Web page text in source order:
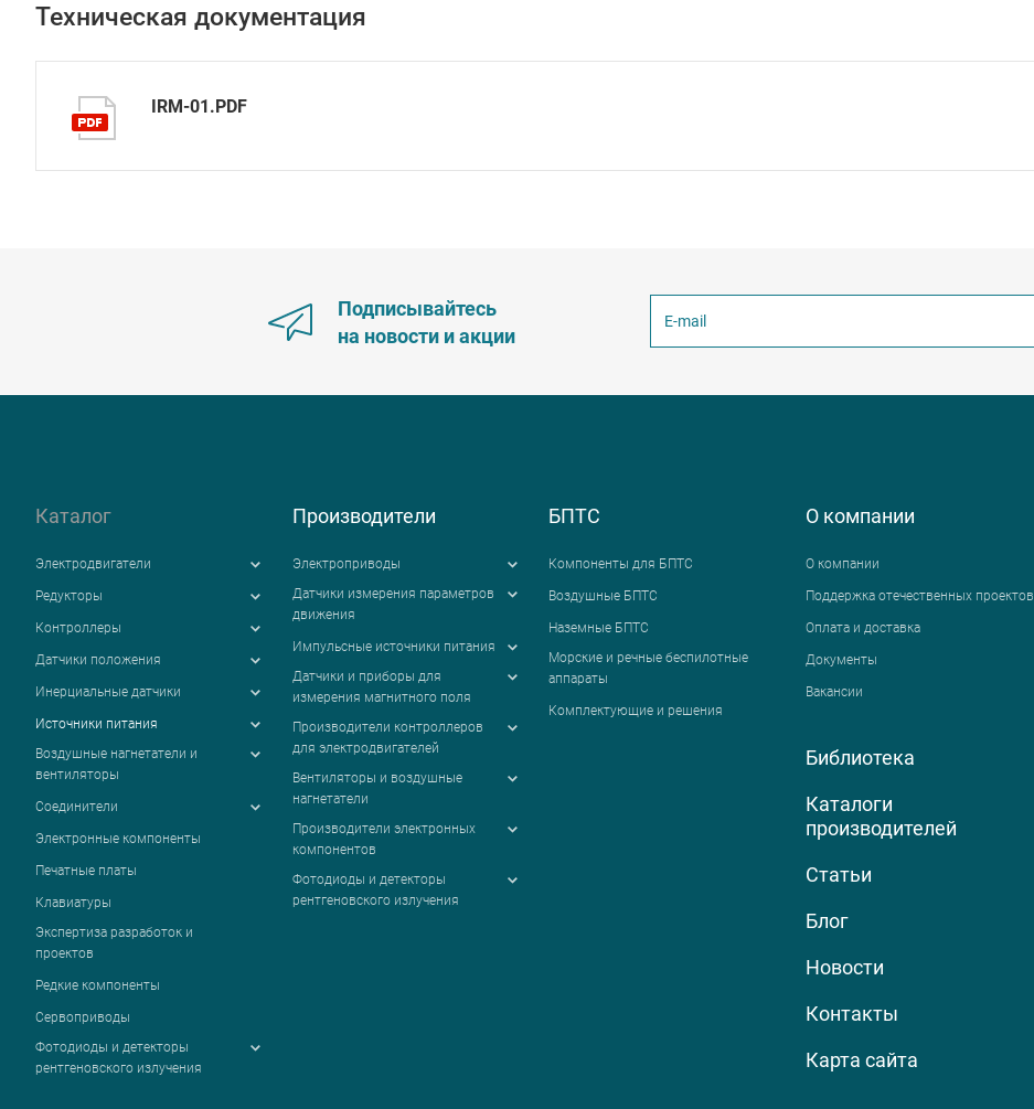
Техническая документация
IRM-01.PDF
Подписывайтесь
на новости и акции
Каталог
Электродвигатели
Редукторы
Контроллеры
Датчики положения
Инерциальные датчики
Источники питания
Воздушные нагнетатели и
вентиляторы
Соединители
Электронные компоненты
Печатные платы
Клавиатуры
Экспертиза разработок и
проектов
Редкие компоненты
Сервоприводы
Фотодиоды и детекторы
рентгеновского излучения
Производители
Электроприводы
Датчики измерения параметров
движения
Импульсные источники питания
Датчики и приборы для
измерения магнитного поля
Производители контроллеров
для электродвигателей
Вентиляторы и воздушные
нагнетатели
Производители электронных
компонентов
Фотодиоды и детекторы
рентгеновского излучения
БПТС
Компоненты для БПТС
Воздушные БПТС
Наземные БПТС
Морские и речные беспилотные
аппараты
Комплектующие и решения
О компании
О компании
Поддержка отечественных проектов
Оплата и доставка
Документы
Вакансии
Библиотека
Каталоги
производителей
Статьи
Блог
Новости
Контакты
Карта сайта